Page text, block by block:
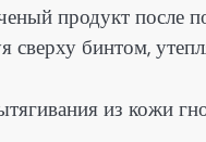
продукт после
сверху бинтом,
из кожи